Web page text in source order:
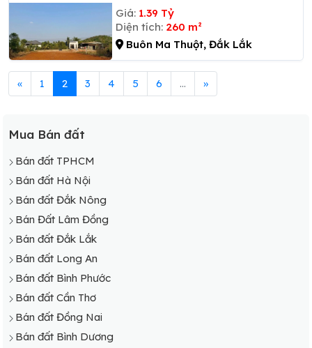
Giá: 1.39 Tỷ
Diện tích: 260 m²
Buôn Ma Thuột, Đắk Lắk
« 1 2 3 4 5 6 ... »
Mua Bán đất
Bán đất TPHCM
Bán đất Hà Nội
Bán đất Đắk Nông
Bán Đất Lâm Đồng
Bán đất Đắk Lắk
Bán đất Long An
Bán đất Bình Phước
Bán đất Cần Thơ
Bán đất Đồng Nai
Bán đất Bình Dương